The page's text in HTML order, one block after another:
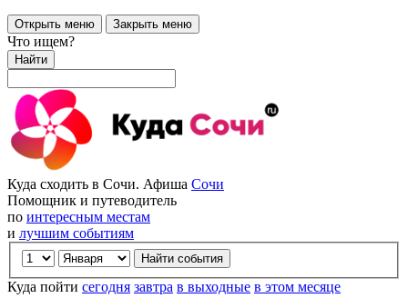
Открыть меню Закрыть меню
Что ищем?
Найти
Куда сходить в Сочи. Афиша Сочи
Помощник и путеводитель
по интересным местам
и лучшим событиям
Куда пойти сегодня завтра в выходные в этом месяце